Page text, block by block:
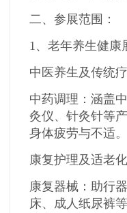
二、参展范围：
1、老年养生健康
中医养生及传统
中药调理：涵盖
灸仪、针灸针等
身体疲劳与不适。
康复护理及适老
康复器械：助行
床、成人纸尿裤